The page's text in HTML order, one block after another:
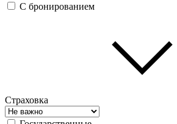
С бронированием
Страховка